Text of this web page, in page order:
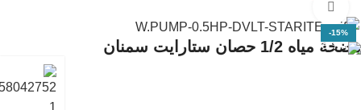
-15%
مضخة مياه 1/2 حصان ستارايت سمنان